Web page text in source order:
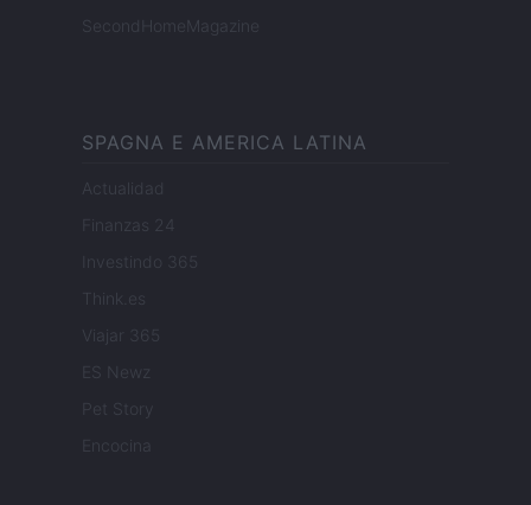
SecondHomeMagazine
SPAGNA E AMERICA LATINA
Actualidad
Finanzas 24
Investindo 365
Think.es
Viajar 365
ES Newz
Pet Story
Encocina